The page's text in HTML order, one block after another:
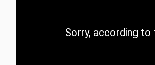
Sorry, according